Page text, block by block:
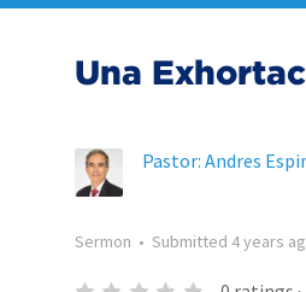
Una
Pastor: Andres
Sermon • Submitted 4 years